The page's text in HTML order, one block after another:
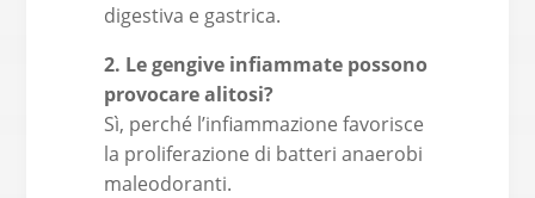
digestiva e gastrica.
2. Le gengive infiammate possono
provocare alitosi?
Sì, perché l’infiammazione favorisce
la proliferazione di batteri anaerobi
maleodoranti.